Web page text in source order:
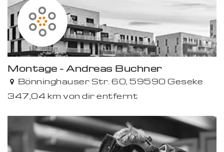
Montage - Andreas Büchner
Bönninghauser Str. 60, 59590 Geseke
347,04 km von dir entfernt